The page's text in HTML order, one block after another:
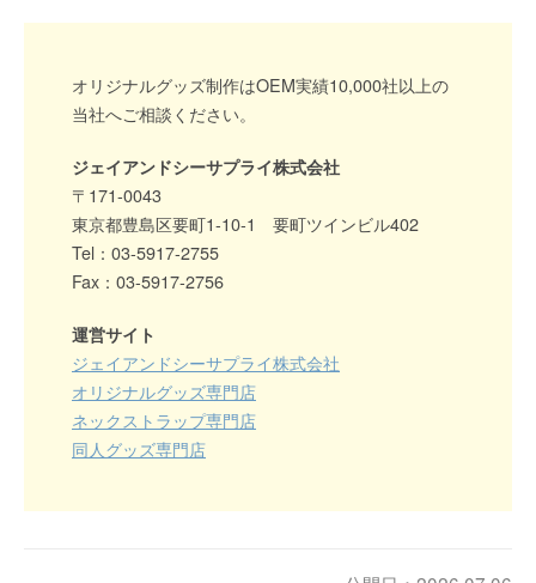
オリジナルグッズ制作はOEM実績10,000社以上の
当社へご相談ください。
ジェイアンドシーサプライ株式会社
〒171-0043
東京都豊島区要町1-10-1 要町ツインビル402
Tel：03-5917-2755
Fax：03-5917-2756
運営サイト
ジェイアンドシーサプライ株式会社
オリジナルグッズ専門店
ネックストラップ専門店
同人グッズ専門店